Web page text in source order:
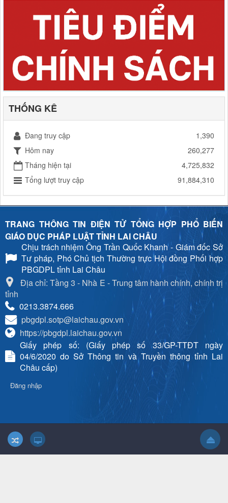
THỐNG KÊ
Đang truy cập
1,390
Hôm nay
260,277
Tháng hiện tại
4,725,832
Tổng lượt truy cập
91,884,310
TRANG THÔNG TIN ĐIỆN TỬ TỔNG HỢP PHỔ BIẾN
GIÁO DỤC PHÁP LUẬT TỈNH LAI CHÂU
Chịu trách nhiệmÔng Trần Quốc Khanh - Giám đốc Sở
Tư pháp, Phó Chủ tịch Thường trực Hội đồng Phối hợp
PBGDPL tỉnh Lai Châu
Địa chỉ: Tầng 3 - Nhà E - Trung tâm hành chính, chính trị
tỉnh
0213.3874.666
pbgdpl.sotp@laichau.gov.vn
https://pbgdpl.laichau.gov.vn
Giấy phép số: (Giấy phép số 33/GP-TTĐT ngày
04/6/2020 do Sở Thông tin và Truyền thông tỉnh Lai
Châu cấp)
Đăng nhập